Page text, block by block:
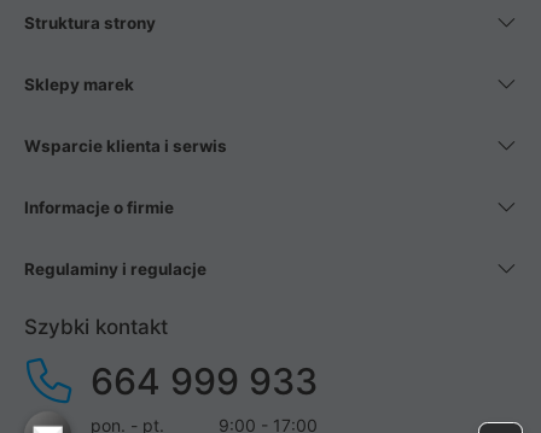
Struktura strony
Sklepy marek
Wsparcie klienta i serwis
Informacje o firmie
Regulaminy i regulacje
Szybki kontakt
664 999 933
pon. - pt. 9:00 - 17:00